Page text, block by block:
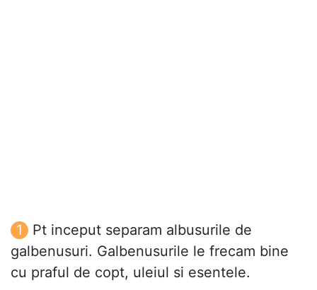
Pt inceput separam albusurile de
galbenusuri. Galbenusurile le frecam bine
cu praful de copt, uleiul si esentele.